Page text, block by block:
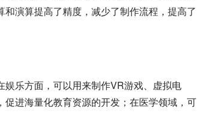
演算提高了精度，减少了制作流程，提高了
乐方面，可以用来制作VR游戏、虚拟电
进海量化教育资源的开发；在医学领域，可